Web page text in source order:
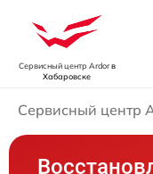
Сервисный центр Ardorв
Хабаровске
Сервисный центр